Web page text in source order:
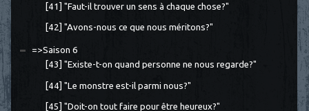
[41] "Faut-il trouver un sens à chaque chose?"
[42] "Avons-nous ce que nous méritons?"
=>Saison 6
[43] "Existe-t-on quand personne ne nous regarde?"
[44] "Le monstre est-il parmi nous?"
[45] "Doit-on tout faire pour être heureux?"